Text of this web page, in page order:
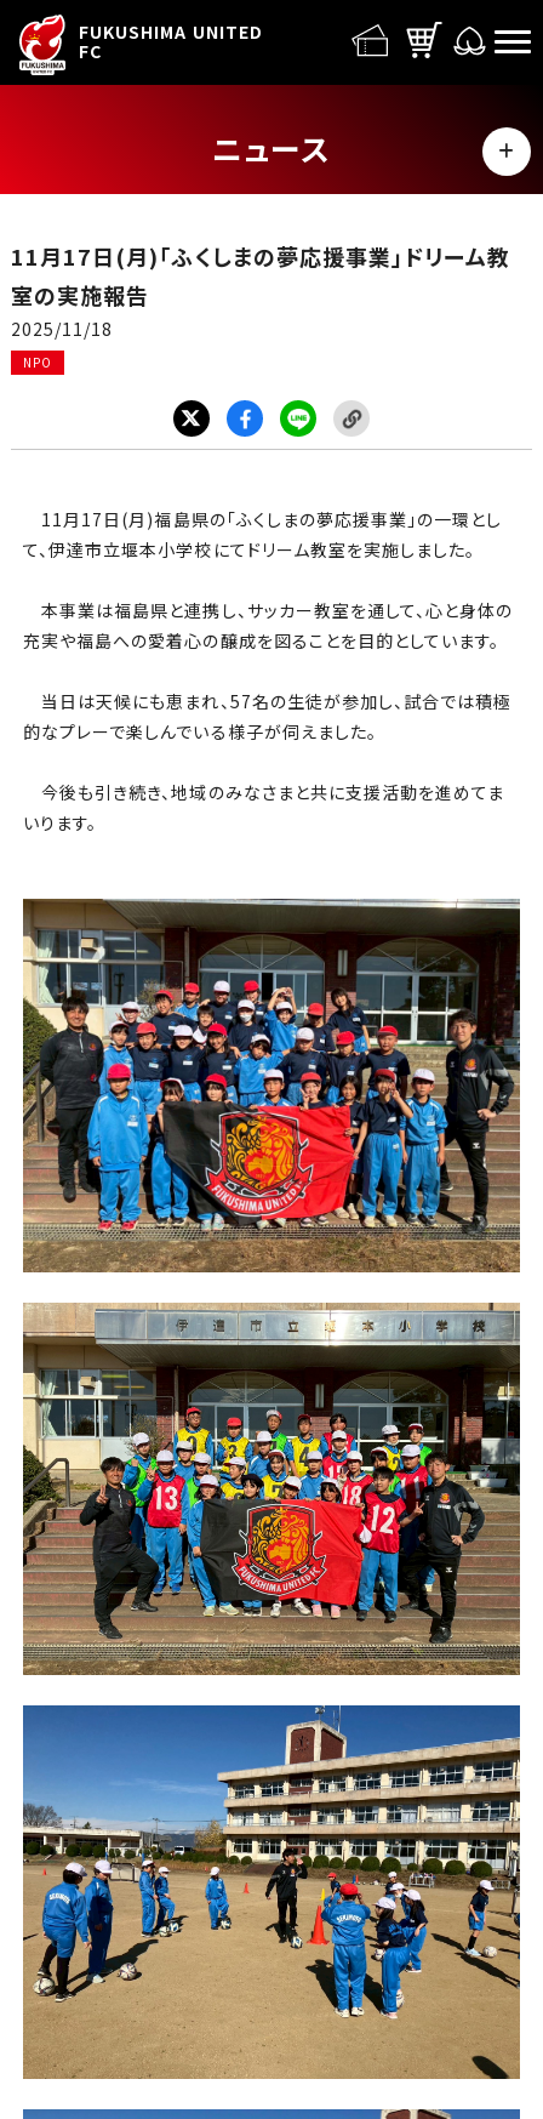
FUKUSHIMA UNITED
FC
ニュース
MENU
イベント
チケット
アカデミー・スクール
まちづくり
その他
11月17日(月)「ふくしまの夢応援事業」ドリーム教
室の実施報告
2025/11/18
NPO
11月17日(月)福島県の「ふくしまの夢応援事業」の一環とし
て、伊達市立堰本小学校にてドリーム教室を実施しました。
本事業は福島県と連携し、サッカー教室を通して、心と身体の
充実や福島への愛着心の醸成を図ることを目的としています。
当日は天候にも恵まれ、57名の生徒が参加し、試合では積極
的なプレーで楽しんでいる様子が伺えました。
今後も引き続き、地域のみなさまと共に支援活動を進めてま
いります。